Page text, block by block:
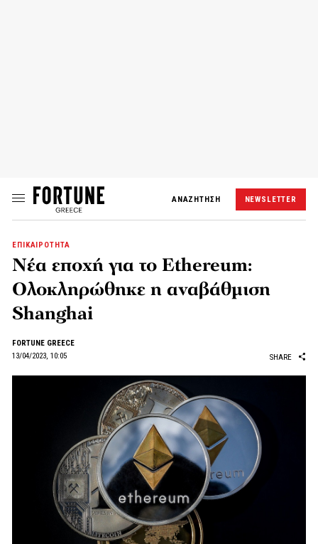
ΑΝΑΖΗΤΗΣΗ NEWSLETTER
ΕΠΙΚΑΙΡΟΤΗΤΑ
Νέα εποχή για το Ethereum:
Ολοκληρώθηκε η αναβάθμιση
Shanghai
FORTUNE GREECE
13/04/2023, 10:05
SHARE